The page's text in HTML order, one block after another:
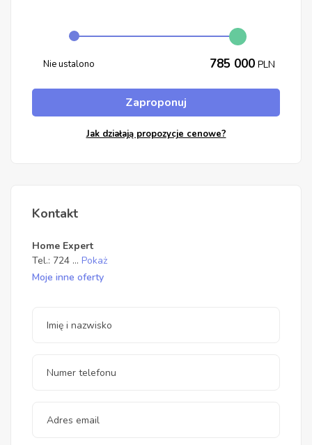
Nie ustalono 785 000 PLN
Zaproponuj
Jak działają propozycje cenowe?
Kontakt
Home Expert
Tel.: 724 ... Pokaż
Moje inne oferty